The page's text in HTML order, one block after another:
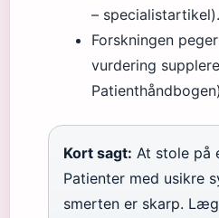
– specialistartikel).
Forskningen
vurdering
Kort sagt: At stole på
Patienter med usikre
smerten er skarp.